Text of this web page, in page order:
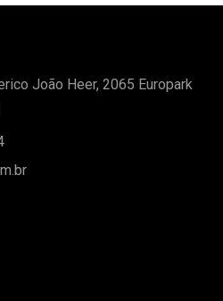
João Heer, 2065 Europark